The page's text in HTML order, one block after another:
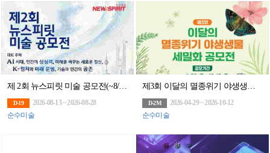
제 2회 뉴스피릿 미술 공모전(~8/28)
D-19
2026-08-13 ~ 2026-08-28
순수미술
제3회 이달의 멸종위기 야생생물 세밀화 공모전
D-2M
2026-04-29 ~ 2026-10-12
순수미술